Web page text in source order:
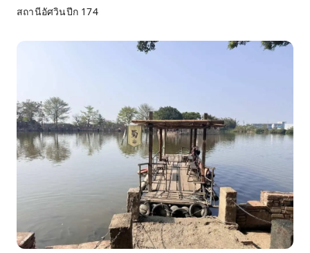
สถานีอัศวินปีก 174